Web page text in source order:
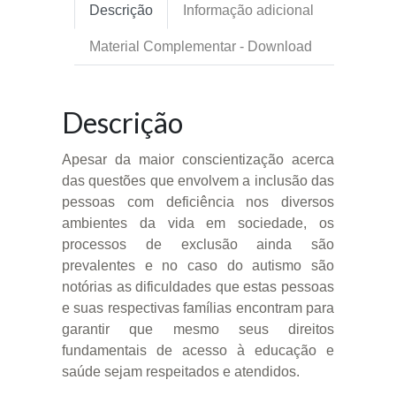
Descrição Informação adicional
Material Complementar - Download
Descrição
Apesar da maior conscientização acerca
das questões que envolvem a inclusão das
pessoas com deficiência nos diversos
ambientes da vida em sociedade, os
processos de exclusão ainda são
prevalentes e no caso do autismo são
notórias as dificuldades que estas pessoas
e suas respectivas famílias encontram para
garantir que mesmo seus direitos
fundamentais de acesso à educação e
saúde sejam respeitados e atendidos.